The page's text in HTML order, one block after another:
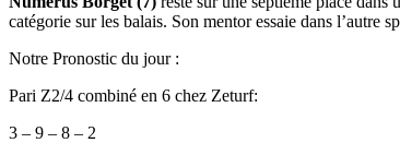
catégorie sur les balais. Son mentor essaie dans l’autre
Notre Pronostic du jour :
Pari Z2/4 combiné en 6 chez Zeturf:
3 – 9 – 8 – 2